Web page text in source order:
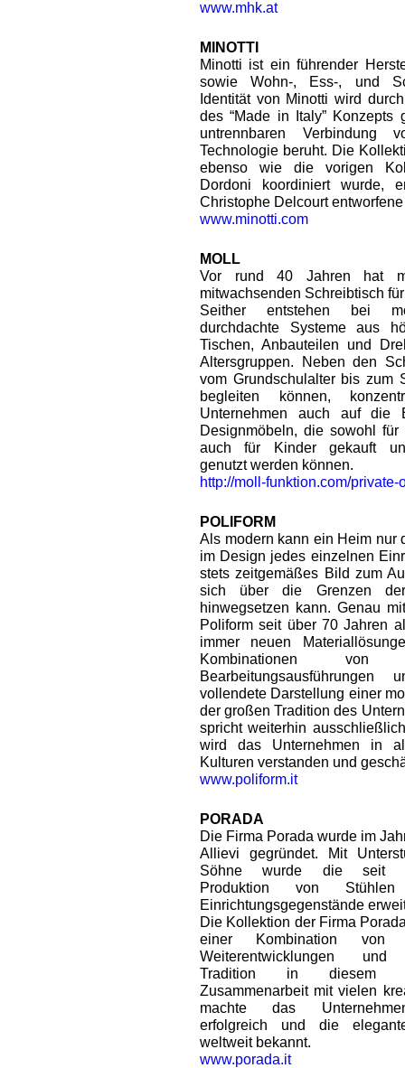
www.mhk.at
MINOTTI
Minotti ist ein führender
sowie Wohn-, Ess-, und
Identität von Minotti wird
des “Made in Italy” Konzepts
untrennbaren Verbindung
Technologie beruht. Die
ebenso wie die vorigen
Dordoni koordiniert wurde,
Christophe Delcourt
www.minotti.com
MOLL
Vor rund 40 Jahren hat
mitwachsenden Schreibtisch
Seither entstehen bei
durchdachte Systeme aus
Tischen, Anbauteilen und
Altersgruppen. Neben den
vom Grundschulalter bis zum
begleiten können,
Unternehmen auch auf die
Designmöbeln, die sowohl für
auch für Kinder gekauft
genutzt werden können.
http://moll-funktion.com/private-
POLIFORM
Als modern kann ein Heim nur
im Design jedes einzelnen
stets zeitgemäßes Bild zum
sich über die Grenzen
hinwegsetzen kann. Genau
Poliform seit über 70 Jahren
immer neuen
Kombinationen von
vollendete Darstellung einer
der großen Tradition des
spricht weiterhin
wird das Unternehmen in
Kulturen verstanden und
www.poliform.it
PORADA
Die Firma Porada wurde im
Allievi gegründet. Mit
Söhne wurde die seit
Produktion von
Einrichtungsgegenstände
Die Kollektion der Firma
einer Kombination von
Weiterentwicklungen und
Tradition in diesem
Zusammenarbeit mit vielen
machte das
erfolgreich und die
weltweit bekannt.
www.porada.it